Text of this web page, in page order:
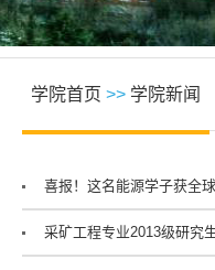
学院首页 >> 学院新闻
喜报！这名能源学子获全
采矿工程专业2013级研究